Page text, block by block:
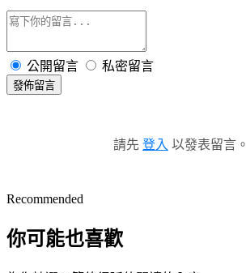
公開留言 私密留言
發佈留言
請先 登入 以發表留言。
Recommended
你可能也喜歡